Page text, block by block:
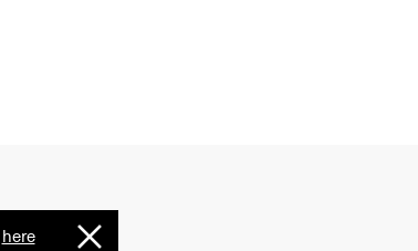
I
here